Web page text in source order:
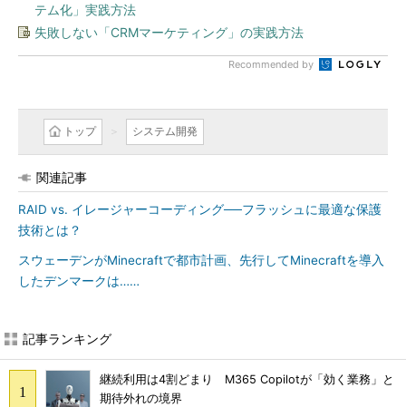
テム化」実践方法
失敗しない「CRMマーケティング」の実践方法
Recommended by
トップ システム開発
関連記事
RAID vs. イレージャーコーディング──フラッシュに最適な保護
技術とは？
スウェーデンがMinecraftで都市計画、先行してMinecraftを導入
したデンマークは……
記事ランキング
継続利用は4割どまり M365 Copilotが「効く業務」と
期待外れの境界